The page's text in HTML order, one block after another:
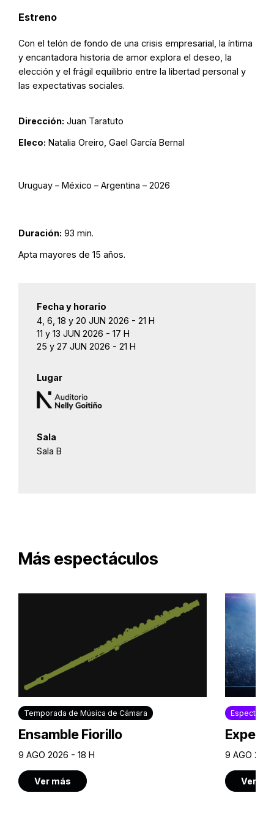
Estreno
Con el telón de fondo de una crisis empresarial, la íntima
y encantadora historia de amor explora el deseo, la
elección y el frágil equilibrio entre la libertad personal y
las expectativas sociales.
Dirección: Juan Taratuto
Eleco: Natalia Oreiro, Gael García Bernal
Uruguay – México – Argentina – 2026
Duración: 93 min.
Apta mayores de 15 años.
Fecha y horario
4, 6, 18 y 20 JUN 2026 - 21 H
11 y 13 JUN 2026 - 17 H
25 y 27 JUN 2026 - 21 H
Lugar
Sala
Sala B
Más espectáculos
Temporada de Música de Cámara
Ensamble Fiorillo
9 AGO 2026 - 18 H
Ver más
9 AGO
Ver